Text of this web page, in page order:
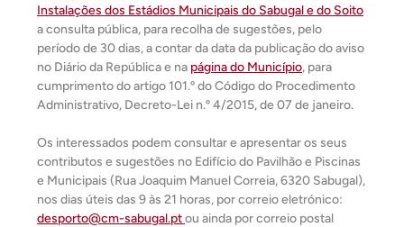
Instalações dos Estádios Municipais do Sabugal e do Soito
a consulta pública, para recolha de sugestões, pelo
período de 30 dias, a contar da data da publicação do aviso
no Diário da República e na página do Município, para
cumprimento do artigo 101.º do Código do Procedimento
Administrativo, Decreto-Lei n.º 4/2015, de 07 de janeiro.
Os interessados podem consultar e apresentar os seus
contributos e sugestões no Edifício do Pavilhão e Piscinas
e Municipais (Rua Joaquim Manuel Correia, 6320 Sabugal),
nos dias úteis das 9 às 21 horas, por correio eletrónico:
desporto@cm-sabugal.ptou ainda por correio postal